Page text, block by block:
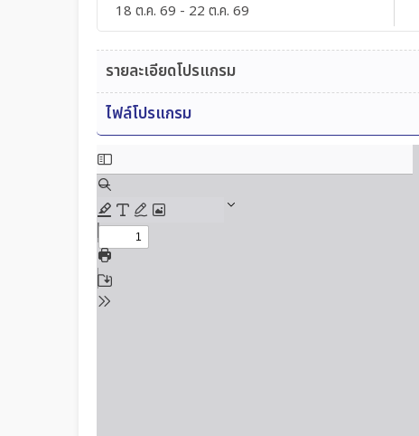
18 ต.ค. 69 - 22 ต.ค. 69
รายละเอียดโปรแกรม
ไฟล์โปรแกรม